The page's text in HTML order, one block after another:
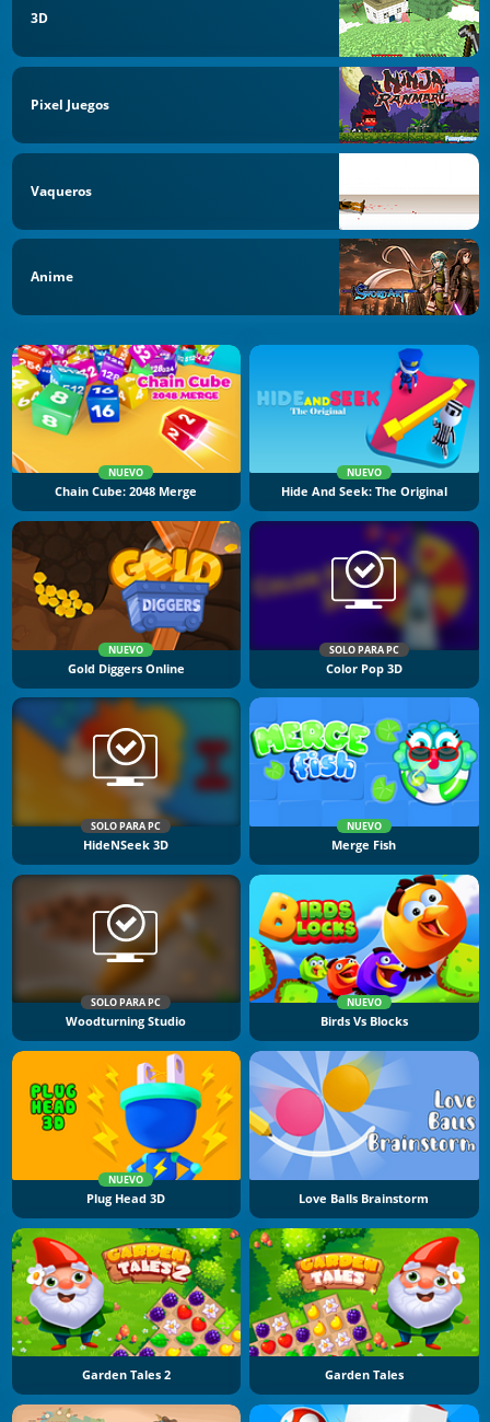
3D
Pixel Juegos
Vaqueros
Anime
NUEVO
Chain Cube: 2048 Merge
NUEVO
Hide And Seek: The Original
NUEVO
Gold Diggers Online
SOLO PARA PC
Color Pop 3D
SOLO PARA PC
HideNSeek 3D
NUEVO
Merge Fish
SOLO PARA PC
Woodturning Studio
NUEVO
Birds Vs Blocks
NUEVO
Plug Head 3D Love Balls Brainstorm
Garden Tales 2 Garden Tales